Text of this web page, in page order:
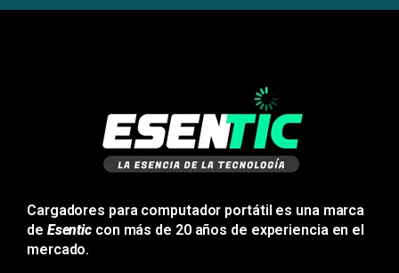
Cargadores para computador portátil es una marca
de Esentic con más de 20 años de experiencia en el
mercado.